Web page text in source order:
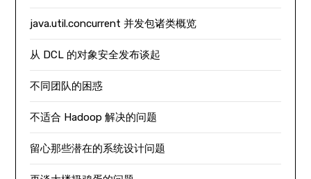
java.util.concurrent 并发包诸类概览
从 DCL 的对象安全发布谈起
不同团队的困惑
不适合 Hadoop 解决的问题
留心那些潜在的系统设计问题